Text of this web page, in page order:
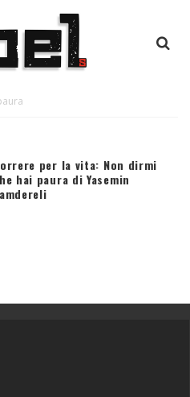
per la vita: Non dirmi
hai paura di Yasemin